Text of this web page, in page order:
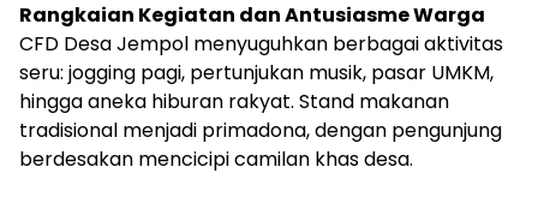
Rangkaian Kegiatan dan Antusiasme Warga
CFD Desa Jempol menyuguhkan berbagai aktivitas
seru: jogging pagi, pertunjukan musik, pasar UMKM,
hingga aneka hiburan rakyat. Stand makanan
tradisional menjadi primadona, dengan pengunjung
berdesakan mencicipi camilan khas desa.